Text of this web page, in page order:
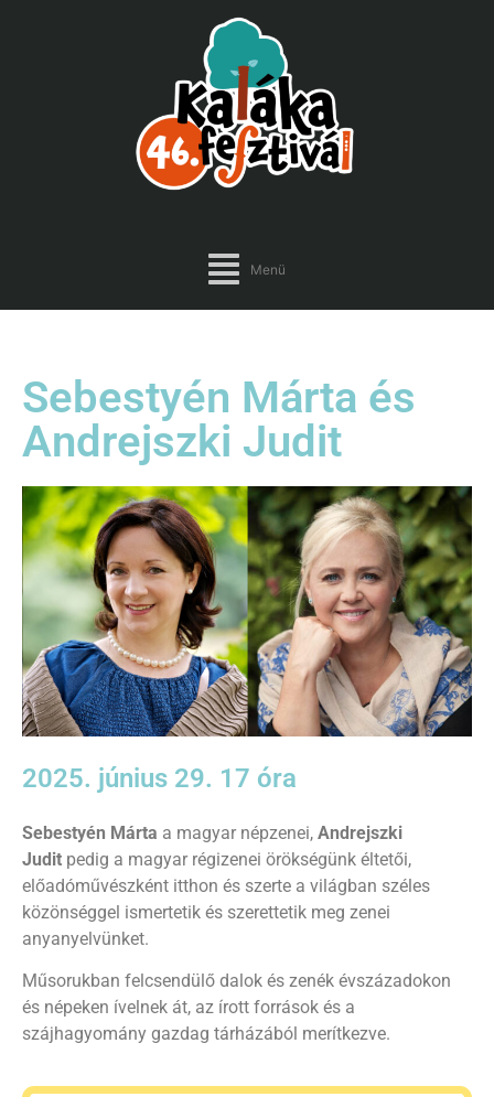
Menü
Sebestyén Márta és
Andrejszki Judit
2025. június 29. 17 óra
Sebestyén Márta a magyar népzenei, Andrejszki
Judit pedig a magyar régizenei örökségünk éltetői,
előadóművészként itthon és szerte a világban széles
közönséggel ismertetik és szerettetik meg zenei
anyanyelvünket.
Műsorukban felcsendülő dalok és zenék évszázadokon
és népeken ívelnek át, az írott források és a
szájhagyomány gazdag tárházából merítkezve.